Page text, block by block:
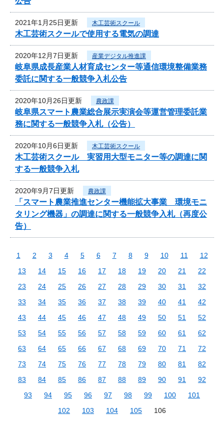
2021年1月25日更新 木工芸術スクール
木工芸術スクールで使用する電気の調達
2020年12月7日更新 産業デジタル推進課
岐阜県成長産業人材育成センター等通信環境整備業務
委託に関する一般競争入札公告
2020年10月26日更新 農政課
岐阜県スマート農業総合展示実演会等運営管理委託業
務に関する一般競争入札（公告）
2020年10月6日更新 木工芸術スクール
木工芸術スクール 実習用大型モニター等の調達に関
する一般競争入札
2020年9月7日更新 農政課
「スマート農業推進センター機能拡大事業 環境モニ
タリング機器」の調達に関する一般競争入札（再度公
告）
1 2 3 4 5 6 7 8 9 10 11
12
13
14 15 16 17 18 19 20 21
22
23
24 25 26 27 28 29 30 31
32
33
34 35 36 37 38 39 40 41
42
43
44 45 46 47 48 49 50 51
52
53
54 55 56 57 58 59 60 61
62
63
64 65 66 67 68 69 70 71
72
73
74 75 76 77 78 79 80 81
82
83
84 85 86 87 88 89 90 91
92
93
94 95 96 97 98 99 100
101
102
103 104 105 106